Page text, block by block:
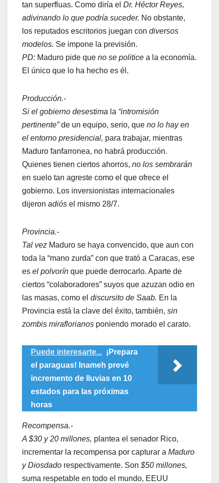
tan superfluas. Como diría el Dr. Héctor Reyes,
adivinando lo que podría suceder. No obstante,
los reputados escritorios juegan con diversos
modelos. Se impone la previsión.
PD: Maduro pide que no se politice a la economía.
El único que lo ha hecho es él.
Producción.-
Si el gobierno desestima la “intromisión
pertinente”de un equipo, serio, que no lo hay en
el entorno presidencial, para trabajar, mientras
Maduro fanfarronea, no habrá producción.
Quienes tienen ciertos ahorros, no los sembrarán
en suelo tan agreste como el que ofrece el
gobierno. Los inversionistas internacionales
dijeron adiós el mismo 28/7.
Provincia.-
Tal vez Maduro se haya convencido, que aun con
toda la “mano zurda” con que trató a Caracas, ese
es el polvorín que puede derrocarlo. Aparte de
ciertos “colaboradores” suyos que azuzan odio en
las masas, como el discursito de Saab. En la
Provincia está la clave del éxito, también, sin
zombis miraflorianos poniendo morado el carato.
Puede interesarte... ¡Prepara
el paraguas! Inameh prevé
incremento de lluvias en 10
estados para las próximas
horas
Recompensa.-
A $30 y 20 millones, plantea el senador Rico,
incrementar la recompensa por capturar a Maduro
y Diosdado respectivamente. Son $50 millones,
suma respetable en todo el mundo, EEUU